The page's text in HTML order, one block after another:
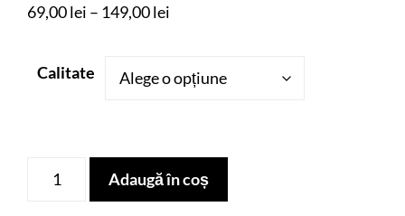
69,00lei – 149,00lei
69,00 lei
149,00 lei
Calitate
Cantitate
Adaugă în coș